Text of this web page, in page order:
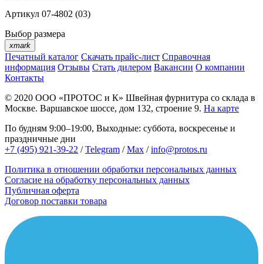
Артикул 07-4802 (03)
Выбор размера
xmark
Печатный каталог Скачать прайс-лист Справочная
информация Отзывы Стать дилером Вакансии О компании
Контакты
© 2020 ООО «ПРОТОС и К» Швейная фурнитура со склада в
Москве. Варшавское шоссе, дом 132, строение 9. На карте
По будням 9:00–19:00, Выходные: суббота, воскресенье и
праздничные дни
+7 (495) 921-39-22 /Telegram /Max /info@protos.ru
Политика в отношении обработки персональных данных
Согласие на обработку персональных данных
Публичная оферта
Договор поставки товара